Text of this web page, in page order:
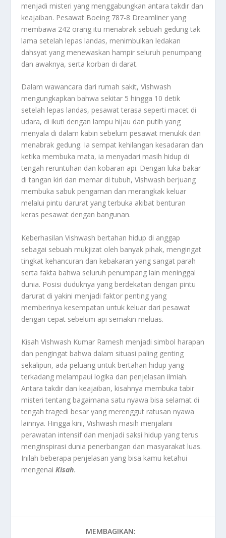
menjadi misteri yang menggabungkan antara takdir dan
keajaiban. Pesawat Boeing 787-8 Dreamliner yang
membawa 242 orang itu menabrak sebuah gedung tak
lama setelah lepas landas, menimbulkan ledakan
dahsyat yang menewaskan hampir seluruh penumpang
dan awaknya, serta korban di darat.
Dalam wawancara dari rumah sakit, Vishwash
mengungkapkan bahwa sekitar 5 hingga 10 detik
setelah lepas landas, pesawat terasa seperti macet di
udara, di ikuti dengan lampu hijau dan putih yang
menyala di dalam kabin sebelum pesawat menukik dan
menabrak gedung. Ia sempat kehilangan kesadaran dan
ketika membuka mata, ia menyadari masih hidup di
tengah reruntuhan dan kobaran api. Dengan luka bakar
di tangan kiri dan memar di tubuh, Vishwash berjuang
membuka sabuk pengaman dan merangkak keluar
melalui pintu darurat yang terbuka akibat benturan
keras pesawat dengan bangunan.
Keberhasilan Vishwash bertahan hidup di anggap
sebagai sebuah mukjizat oleh banyak pihak, mengingat
tingkat kehancuran dan kebakaran yang sangat parah
serta fakta bahwa seluruh penumpang lain meninggal
dunia. Posisi duduknya yang berdekatan dengan pintu
darurat di yakini menjadi faktor penting yang
memberinya kesempatan untuk keluar dari pesawat
dengan cepat sebelum api semakin meluas.
Kisah Vishwash Kumar Ramesh menjadi simbol harapan
dan pengingat bahwa dalam situasi paling genting
sekalipun, ada peluang untuk bertahan hidup yang
terkadang melampaui logika dan penjelasan ilmiah.
Antara takdir dan keajaiban, kisahnya membuka tabir
misteri tentang bagaimana satu nyawa bisa selamat di
tengah tragedi besar yang merenggut ratusan nyawa
lainnya. Hingga kini, Vishwash masih menjalani
perawatan intensif dan menjadi saksi hidup yang terus
menginspirasi dunia penerbangan dan masyarakat luas.
Inilah beberapa penjelasan yang bisa kamu ketahui
mengenaiKisah.
MEMBAGIKAN: